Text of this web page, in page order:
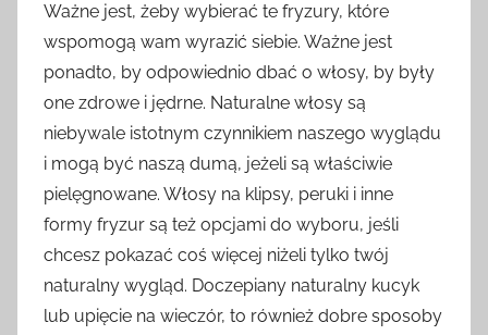
Ważne jest, żeby wybierać te fryzury, które
wspomogą wam wyrazić siebie. Ważne jest
ponadto, by odpowiednio dbać o włosy, by były
one zdrowe i jędrne. Naturalne włosy są
niebywale istotnym czynnikiem naszego wyglądu
i mogą być naszą dumą, jeżeli są właściwie
pielęgnowane. Włosy na klipsy, peruki i inne
formy fryzur są też opcjami do wyboru, jeśli
chcesz pokazać coś więcej niżeli tylko twój
naturalny wygląd. Doczepiany naturalny kucyk
lub upięcie na wieczór, to również dobre sposoby